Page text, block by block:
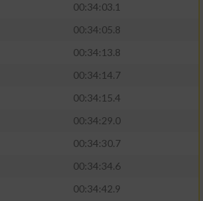
00:34:03.1
00:34:05.8
00:34:13.8
00:34:14.7
00:34:15.4
00:34:29.0
00:34:30.7
00:34:34.6
00:34:42.9